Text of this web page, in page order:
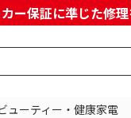
保証に準じた修
ューティー・健康家電